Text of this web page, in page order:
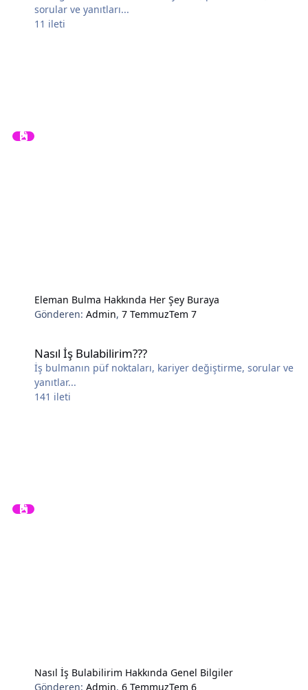
sorular ve yanıtları...
11 ileti
Eleman Bulma Hakkında Her Şey Buraya
Gönderen:Admin,7 TemmuzTem 7
Nasıl İş Bulabilirim???
İş bulmanın püf noktaları, kariyer değiştirme, sorular ve
yanıtlar...
141 ileti
Nasıl İş Bulabilirim Hakkında Genel Bilgiler
Gönderen:Admin,6 TemmuzTem 6